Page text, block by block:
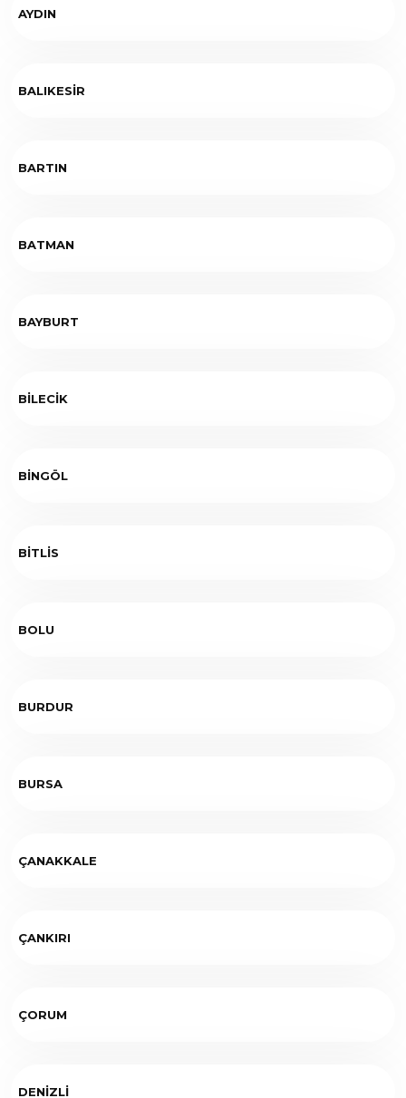
AYDIN
BALIKESİR
BARTIN
BATMAN
BAYBURT
BİLECİK
BİNGÖL
BİTLİS
BOLU
BURDUR
BURSA
ÇANAKKALE
ÇANKIRI
ÇORUM
DENİZLİ